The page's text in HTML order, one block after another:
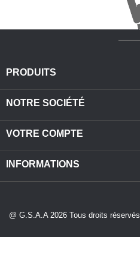
PRODUITS
NOTRE SOCIÉTÉ
VOTRE COMPTE
INFORMATIONS
@ G.S.A.A 2026 Tous droits réservés